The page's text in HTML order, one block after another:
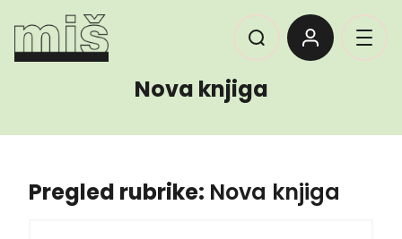
Nova knjiga
Pregled rubrike: Nova knjiga